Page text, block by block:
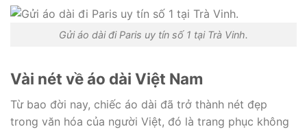
Gửi áo dài đi Paris uy tín số 1 tại Trà Vinh.
Vài nét về áo dài Việt Nam
Từ bao đời nay, chiếc áo dài đã trở thành nét đẹp
trong văn hóa của người Việt, đó là trang phục không